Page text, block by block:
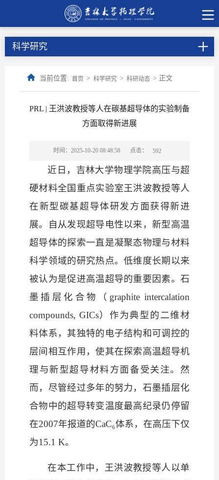
科学研究
当前位置: 首页 > 科学研究 > 科研动态 > 正文
PRL | 王洪波教授等人在碳基超导体的实验制备
方面取得新进展
时间：2025-10-20 08:48:58 点击： 592
近日，吉林大学物理学院高压与超
硬材料全国重点实验室王洪波教授等人
在新型碳基超导体研发方面获得新进
展。自从发现超导电性以来，新型高温
超导体的探索一直是凝聚态物理与材料
科学领域的研究热点。低维度长期以来
被认为是促进高温超导的重要因素。石
墨插层化合物（ graphite intercalation
compounds, GICs）作为典型的二维材
料体系，其独特的电子结构和可调控的
层间相互作用，使其在探索高温超导机
理与新型超导材料方面备受关注。然
而，尽管经过多年的努力，石墨插层化
合物中的超导转变温度最高纪录仍停留
在2007年报道的CaC₆体系，在高压下仅
为15.1 K。
在本工作中，王洪波教授等人以单